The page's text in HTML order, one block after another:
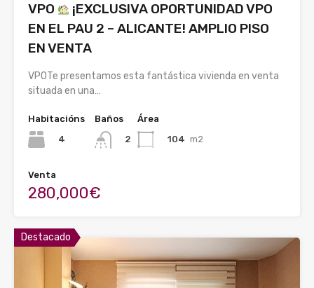
VPO
¡EXCLUSIVA OPORTUNIDAD VPO
EN EL PAU 2 – ALICANTE! AMPLIO PISO
EN VENTA
VPOTe presentamos esta fantástica vivienda en venta
situada en una…
Habitacións
4
Baños
2
Área
104 m2
Venta
280,000€
Destacado